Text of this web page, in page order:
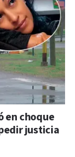
en choque
justicia